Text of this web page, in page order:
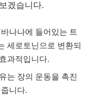
겠습니다.
나나에 들어있는 트
세로토닌으로 변환되
과적입니다.
는 장의 운동을 촉진
니다.